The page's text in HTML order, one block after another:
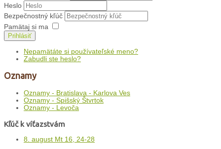
Heslo
Bezpečnostný kľúč
Pamätaj si ma
Prihlásiť
Nepamätáte si používateľské meno?
Zabudli ste heslo?
Oznamy
Oznamy - Bratislava - Karlova Ves
Oznamy - Spišský Štvrtok
Oznamy - Levoča
Kľúč k víťazstvám
8. august Mt 16, 24-28